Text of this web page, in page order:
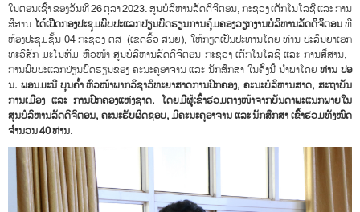
ໃນຕອນເຊົ້າ ຂອງວັນທີ 26 ຕຸລາ 2023. ສູນບໍລິຫານລັດດິຈິຕອນ, ກະຊວງ ເຕັກໂນໂລຊີ ແລະ ການ
ສື່ສານ ໄດ້ເປີດກອງປະຊຸມພົບປະແລກປ່ຽນບົດຮຽນການຄຸ້ມຄອງວຽກງານບໍລິຫານລັດດິຈິຕອນທີ່
ຫ້ອງປະຊຸມຊັ້ນ 04 ກະຊວງ ຕສ (ເຂດຮົ້ວ ສນຍ), ໃຫ້ກຽດເປັນປະທານໂດຍ ທ່ານ ປະລິນຍາເອກ
ທະວີສັກ ມະໂນທັມ ຫົວໜ້າ ສູນບໍລິຫານລັດດິຈິຕອນ ກະຊວງ ເຕັກໂນໂລຊີ ແລະ ການສື່ສານ,
ການພົບປະແລກປ່ຽນບົດຮຽນຂອງ ຄະນະຄູອາຈານ ແລະ ນັກສຶກສາ ໃນຄັ້ງນີ້ ນຳພາໂດຍທ່ານ ປອ
ນ. ພອນມະນີ ບຸນຄໍ້າ ຫົວໜ້າພາກວິຊາວິທະຍາສາດການປົກຄອງ, ຄະນະບໍລິຫານສາດ, ສະຖາບັນ
ການເມືອງ ແລະ ການປົກຄອງແຫ່ງຊາດ. ໂດຍມີຜູ້ເຂົ້າຮ່ວມຕາງໜ້າຈາກບັນດາພະແນກພາຍໃນ
ສູນບໍລິຫານລັດດິຈິຕອນ, ຄະນະຮັບຜິດຊອບ, ມີຄະນະຄູອາຈານ ແລະ ນັກສຶກສາ ເຂົ້າຮ່ວມທັງໝົດ
ຈຳນວນ 40 ທ່ານ.